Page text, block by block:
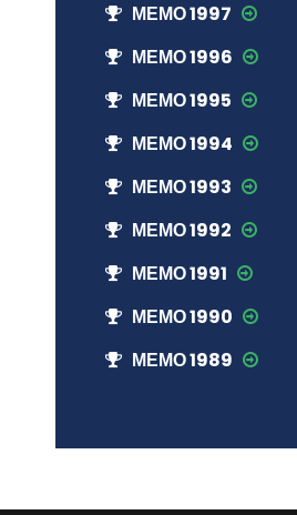
МЕМО 1997
МЕМО 1996
МЕМО 1995
МЕМО 1994
МЕМО 1993
МЕМО 1992
МЕМО 1991
МЕМО 1990
МЕМО 1989